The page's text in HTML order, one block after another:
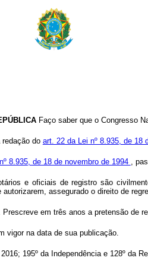
Faço saber que o Congresso
do art. 22 da Lei nº 8.935, de 18
8.935, de 18 de novembro de 1994 ,
e oficiais de registro são
autorizarem, assegurado o direito de
Prescreve em três anos a pretensão de
vigor na data de sua publicação.
195º da Independência e 128º da